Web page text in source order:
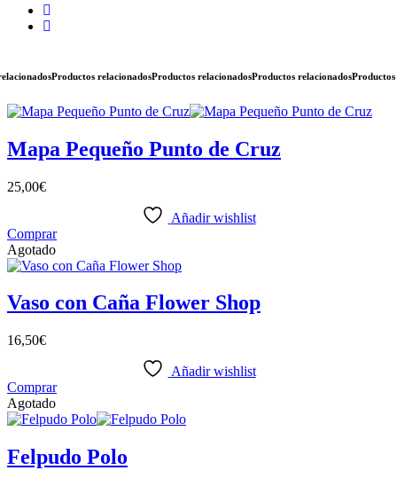
Productos relacionadosProductos relacionadosProductos relacionadosProductos
Mapa Pequeño Punto de Cruz
25,00€
Añadir wishlist
Comprar
Agotado
Vaso con Caña Flower Shop
16,50€
Añadir wishlist
Comprar
Agotado
Felpudo Polo